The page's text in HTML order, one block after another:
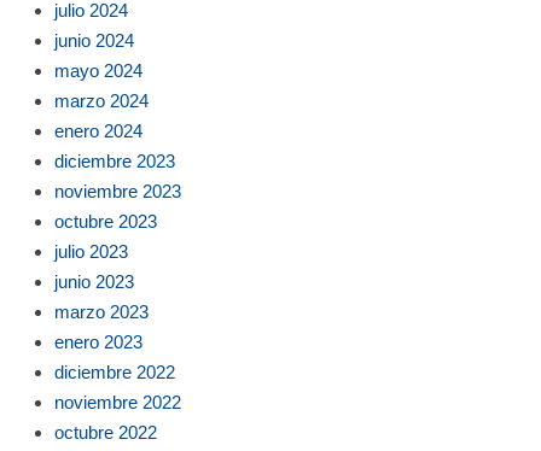
julio 2024
junio 2024
mayo 2024
marzo 2024
enero 2024
diciembre 2023
noviembre 2023
octubre 2023
julio 2023
junio 2023
marzo 2023
enero 2023
diciembre 2022
noviembre 2022
octubre 2022